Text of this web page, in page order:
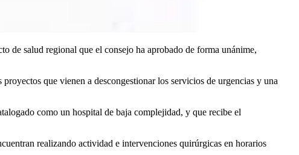
de salud regional que el consejo ha aprobado de forma unánime,
que vienen a descongestionar los servicios de urgencias y una
como un hospital de baja complejidad, y que recibe el
realizando actividad e intervenciones quirúrgicas en horarios